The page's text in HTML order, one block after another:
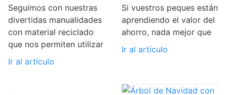
Seguimos con nuestras
divertidas manualidades
con material reciclado
que nos permiten utilizar
Ir al artículo
Si vuestros peques están
aprendiendo el valor del
ahorro, nada mejor que
Ir al artículo